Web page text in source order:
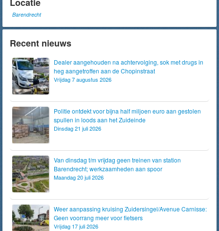
Barendrecht
Recent nieuws
Dealer aangehouden na achtervolging, sok met drugs in
heg aangetroffen aan de Chopinstraat
Vrijdag 7 augustus 2026
Politie ontdekt voor bijna half miljoen euro aan gestolen
spullen in loods aan het Zuideinde
Dinsdag 21 juli 2026
Van dinsdag t/m vrijdag geen treinen van station
Barendrecht; werkzaamheden aan spoor
Maandag 20 juli 2026
Weer aanpassing kruising Zuidersingel/Avenue Carnisse:
Geen voorrang meer voor fietsers
Vrijdag 17 juli 2026